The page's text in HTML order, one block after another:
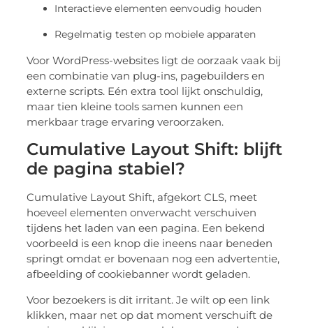
Interactieve elementen eenvoudig houden
Regelmatig testen op mobiele apparaten
Voor WordPress-websites ligt de oorzaak vaak bij
een combinatie van plug-ins, pagebuilders en
externe scripts. Eén extra tool lijkt onschuldig,
maar tien kleine tools samen kunnen een
merkbaar trage ervaring veroorzaken.
Cumulative Layout Shift: blijft
de pagina stabiel?
Cumulative Layout Shift, afgekort CLS, meet
hoeveel elementen onverwacht verschuiven
tijdens het laden van een pagina. Een bekend
voorbeeld is een knop die ineens naar beneden
springt omdat er bovenaan nog een advertentie,
afbeelding of cookiebanner wordt geladen.
Voor bezoekers is dit irritant. Je wilt op een link
klikken, maar net op dat moment verschuift de